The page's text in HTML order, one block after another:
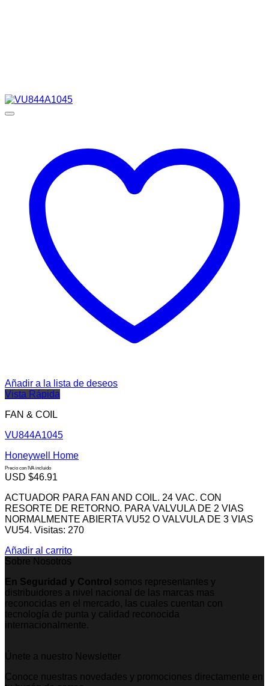
Añadir a la lista de deseos
Vista Rápida
FAN & COIL
VU844A1045
Honeywell Home
Precio con IVA incluido
USD $46.91
ACTUADOR PARA FAN AND COIL. 24 VAC. CON
RESORTE DE RETORNO. PARA VALVULA DE 2 VIAS
NORMALMENTE ABIERTA VU52 O VALVULA DE 3 VIAS
VU54. Visitas: 270
Añadir al carrito
Sobre Nosotros
En Seguridad y Control somos representantes y
distribuidores a nivel nacional de las marcas mas
reconocidas en el mercado, las cuales cuentan con
tecnología de punta y calidad reconocida
internacionalmente.
Únete a nuestro Newsletter
Conoce nuestras novedades y promociones directamente en